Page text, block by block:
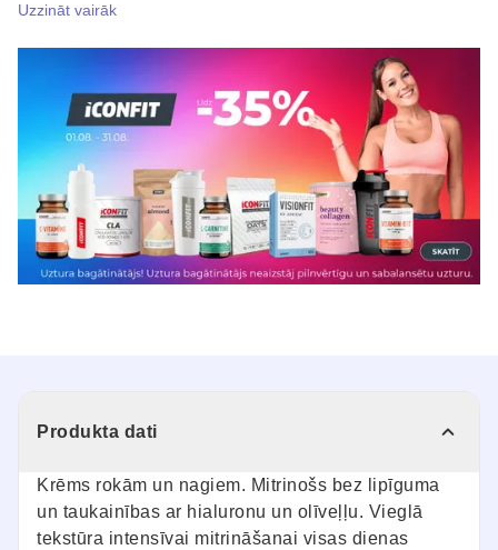
Uzzināt vairāk
Produkta dati
Krēms rokām un nagiem. Mitrinošs bez lipīguma
un taukainības ar hialuronu un olīveļļu. Vieglā
tekstūra intensīvai mitrināšanai visas dienas